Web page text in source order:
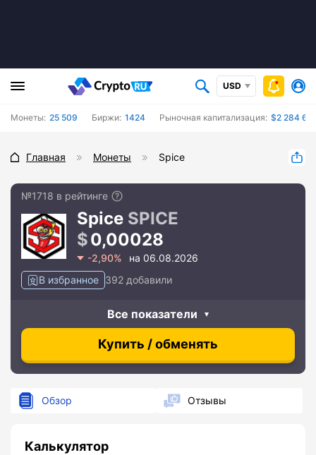
USD
Монеты: 25 509 Биржи: 1424 Рыночная капитализация: $2 284
Главная Монеты Spice
№1718 в рейтинге
Spice SPICE
0,00028
-2,90%
на 06.08.2026
В избранное 392 добавили
Все показатели
Купить / обменять
Обзор Отзывы
Калькулятор